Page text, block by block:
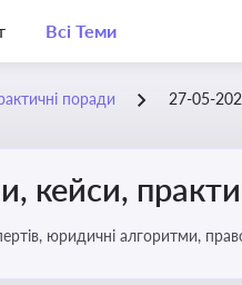
Всі Теми
поради 27-05-
кейси,
юридичні алгоритми,